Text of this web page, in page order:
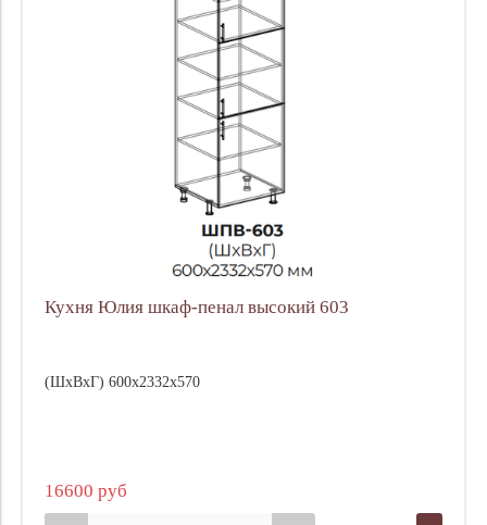
Кухня Юлия шкаф-пенал высокий 603
(ШхВхГ) 600х2332х570
16600 руб